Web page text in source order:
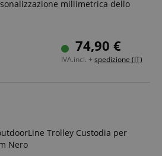
millimetrica dello
7 mm, incollato e laminato
da 22 mm con angoli
con funzione di blocco
74,90 €
IVA.incl. + spedizione (IT)